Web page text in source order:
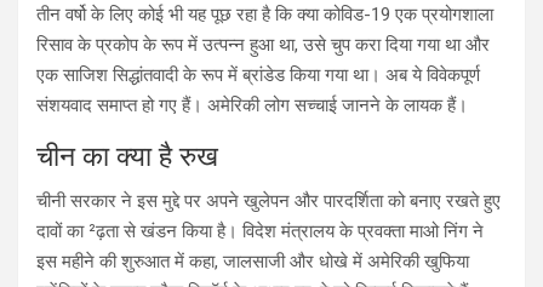
तीन वर्षो के लिए कोई भी यह पूछ रहा है कि क्या कोविड-19 एक प्रयोगशाला
रिसाव के प्रकोप के रूप में उत्पन्न हुआ था, उसे चुप करा दिया गया था और
एक साजिश सिद्धांतवादी के रूप में ब्रांडेड किया गया था। अब ये विवेकपूर्ण
संशयवाद समाप्त हो गए हैं। अमेरिकी लोग सच्चाई जानने के लायक हैं।
चीन का क्या है रुख
चीनी सरकार ने इस मुद्दे पर अपने खुलेपन और पारदर्शिता को बनाए रखते हुए
दावों का ²ढ़ता से खंडन किया है। विदेश मंत्रालय के प्रवक्ता माओ निंग ने
इस महीने की शुरुआत में कहा, जालसाजी और धोखे में अमेरिकी खुफिया